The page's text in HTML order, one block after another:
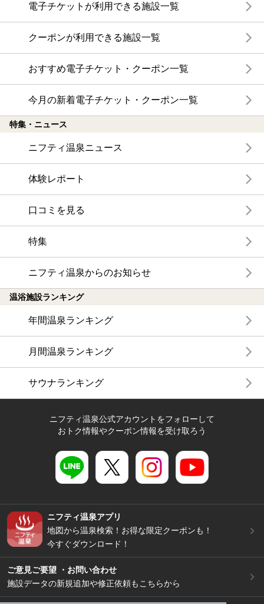
電子チケットが利用できる施設一覧
クーポンが利用できる施設一覧
おすすめ電子チケット・クーポン一覧
今月の新着電子チケット・クーポン一覧
特集・ニュース
ニフティ温泉ニュース
体験レポート
口コミを見る
特集
ニフティ温泉からのお知らせ
温浴施設ランキング
年間温泉ランキング
月間温泉ランキング
サウナランキング
ニフティ温泉公式アカウントをフォローして
おトク情報やクーポン情報を受け取ろう
ニフティ温泉アプリ
地図から温泉検索！お得な限定クーポンも！
今すぐダウンロード！
ご意見ご要望 ・お問い合わせ
施設データの新規追加や修正依頼もこちらから